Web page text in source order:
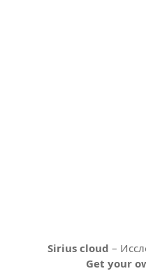
Sirius cloud –
Get your